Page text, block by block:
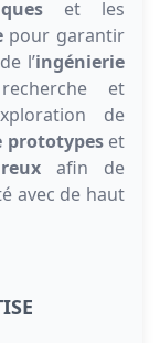
et les
pour garantir
l’ingénierie
et
de
prototypeset
afin de
avec de haut